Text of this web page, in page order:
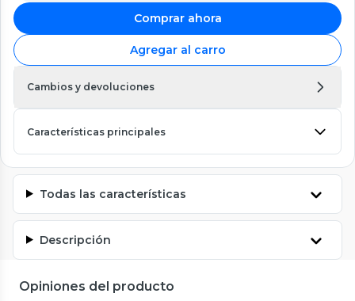
Comprar ahora
Agregar al carro
Cambios y devoluciones
Características principales
Todas las características
Descripción
Opiniones del producto